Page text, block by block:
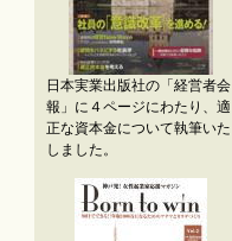
日本実業出版社の「経営者会
報」に４ページにわたり、適
正な資本金について執筆いた
しました。